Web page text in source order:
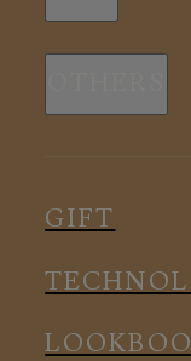
スリープウ
ルームウェア
アクセサリー
新商品
ルームウェア
アクセサリ
GIFT